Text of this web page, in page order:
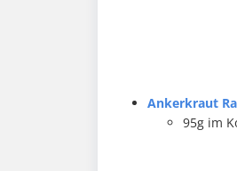
Ankerkraut
95g im